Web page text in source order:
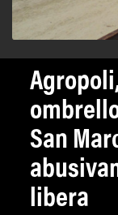
San
libera